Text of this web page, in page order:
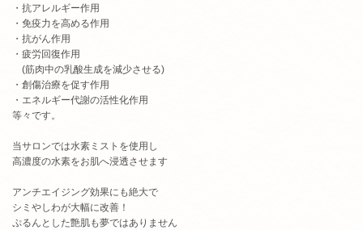
・抗アレルギー作用
・免疫力を高める作用
・抗がん作用
・疲労回復作用
(筋肉中の乳酸生成を減少させる)
・創傷治療を促す作用
・エネルギー代謝の活性化作用
等々です。
当サロンでは水素ミストを使用し
高濃度の水素をお肌へ浸透させます
アンチエイジング効果にも絶大で
シミやしわが大幅に改善！
ぷるんとした艶肌も夢ではありません